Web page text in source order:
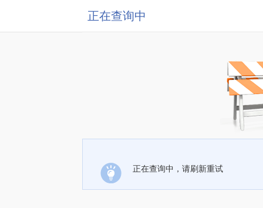
正在查询中
正在查询中，请刷新重试